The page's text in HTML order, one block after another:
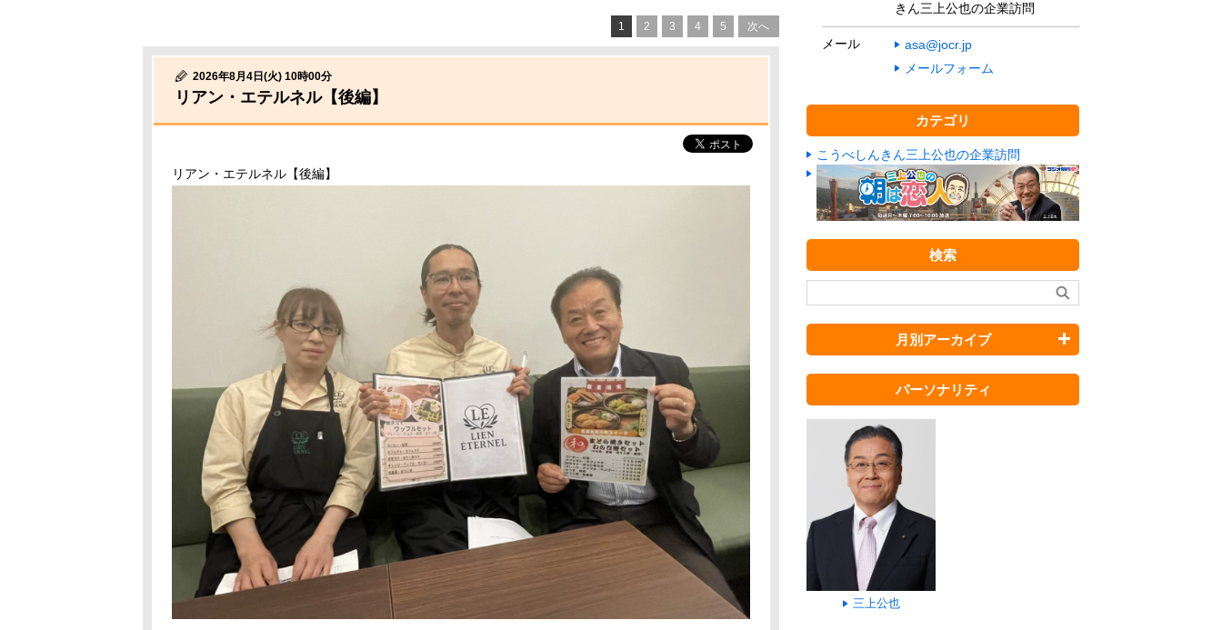
1 2 3 4 5 次へ
2026年8月4日(火) 10時00分
リアン・エテルネル【後編】
リアン・エテルネル【後編】
きん三上公也の企業訪問
メール
asa@jocr.jp
メールフォーム
カテゴリ
こうべしんきん三上公也の企業訪問
検索
月別アーカイブ
パーソナリティ
三上公也